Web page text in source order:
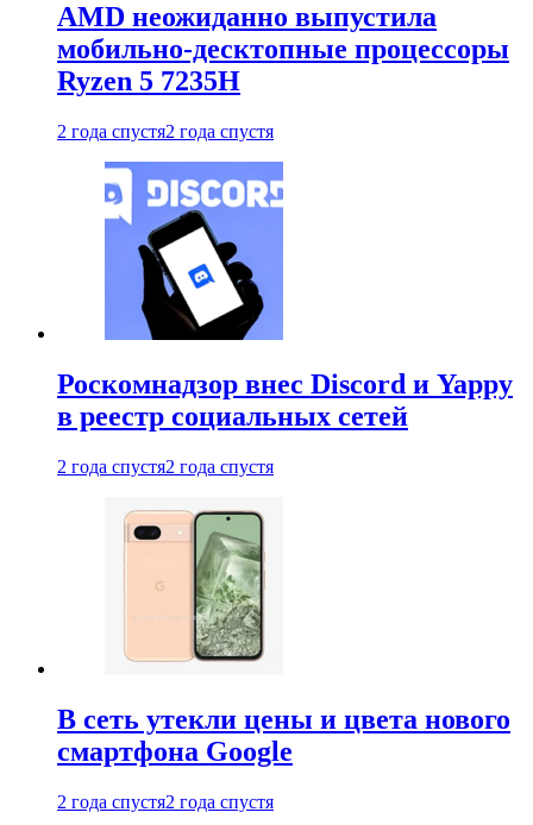
AMD неожиданно выпустила
мобильно-десктопные процессоры
Ryzen 5 7235H
2 года спустя2 года спустя
Роскомнадзор внес Discord и Yappy
в реестр социальных сетей
2 года спустя2 года спустя
В сеть утекли цены и цвета нового
смартфона Google
2 года спустя2 года спустя